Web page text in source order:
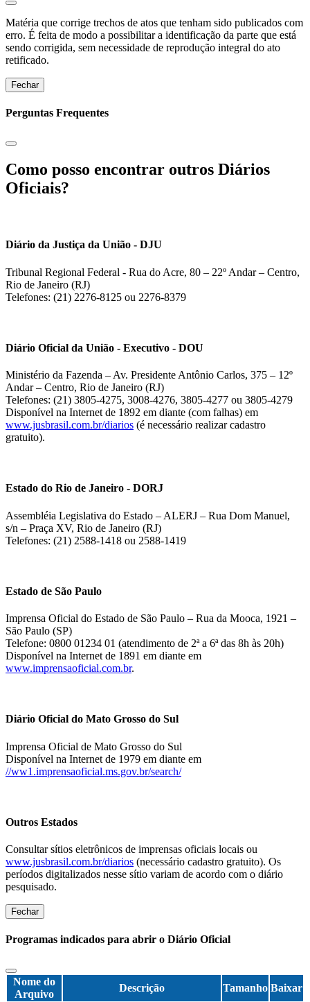
Matéria que corrige trechos de atos que tenham sido publicados com
erro. É feita de modo a possibilitar a identificação da parte que está
sendo corrigida, sem necessidade de reprodução integral do ato
retificado.
Fechar
Perguntas Frequentes
Como posso encontrar outros Diários
Oficiais?
Diário da Justiça da União - DJU
Tribunal Regional Federal - Rua do Acre, 80 – 22º Andar – Centro,
Rio de Janeiro (RJ)
Telefones: (21) 2276-8125 ou 2276-8379
Diário Oficial da União - Executivo - DOU
Ministério da Fazenda – Av. Presidente Antônio Carlos, 375 – 12º
Andar – Centro, Rio de Janeiro (RJ)
Telefones: (21) 3805-4275, 3008-4276, 3805-4277 ou 3805-4279
Disponível na Internet de 1892 em diante (com falhas) em
www.jusbrasil.com.br/diarios (é necessário realizar cadastro
gratuito).
Estado do Rio de Janeiro - DORJ
Assembléia Legislativa do Estado – ALERJ – Rua Dom Manuel,
s/n – Praça XV, Rio de Janeiro (RJ)
Telefones: (21) 2588-1418 ou 2588-1419
Estado de São Paulo
Imprensa Oficial do Estado de São Paulo – Rua da Mooca, 1921 –
São Paulo (SP)
Telefone: 0800 01234 01 (atendimento de 2ª a 6ª das 8h às 20h)
Disponível na Internet de 1891 em diante em
www.imprensaoficial.com.br.
Diário Oficial do Mato Grosso do Sul
Imprensa Oficial de Mato Grosso do Sul
Disponível na Internet de 1979 em diante em
//ww1.imprensaoficial.ms.gov.br/search/
Outros Estados
Consultar sítios eletrônicos de imprensas oficiais locais ou
www.jusbrasil.com.br/diarios (necessário cadastro gratuito). Os
períodos digitalizados nesse sítio variam de acordo com o diário
pesquisado.
Fechar
Programas indicados para abrir o Diário Oficial
Nome do
Arquivo
Descrição Tamanho Baixar